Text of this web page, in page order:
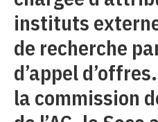
instituts
de recherche
d’appel
la commission